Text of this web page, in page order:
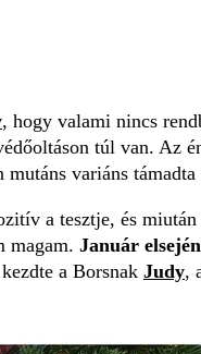
, hogy valami nincs
túl van. Az
variáns támadta
a tesztje, és
magam. Január
a Borsnak Judy,